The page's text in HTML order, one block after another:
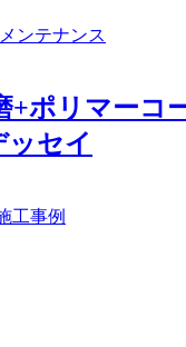
ンテナンス
+ポリマーコ
ッセイ
工事例